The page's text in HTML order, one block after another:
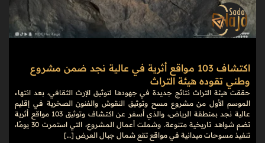
اكتشاف 103 مواقع أثرية في عالية نجد ضمن مشروع
وطني تقوده هيئة التراث
حققت هيئة التراث نتائج جديدة في جهودها لتوثيق الإرث الثقافي، بعد انتهاء
الموسم الأول من مشروع مسح وتوثيق النقوش والفنون الصخرية في إقليم
عالية نجد بمنطقة الرياض، والذي أسفر عن اكتشاف وتوثيق 103 مواقع أثرية
تضم شواهد تاريخية متنوعة. وشملت أعمال المشروع، التي استمرت 30 يومًا،
تنفيذ مسوحات ميدانية في مواقع تقع شمال جبال العرض […]